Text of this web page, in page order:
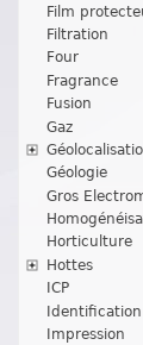
Film
Filtration
Four
Fragrance
Fusion
Gaz
Géologie
Gros
Horticulture
Hottes
ICP
Identification
Impression